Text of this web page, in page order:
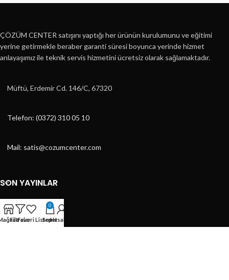
ÇÖZÜM CENTER satışını yaptığı her ürünün kurulumunu ve eğitimi
yerine getirmekle beraber garanti süresi boyunca yerinde hizmet
anlayaşımız ile teknik servis hizmetini ücretsiz olarak sağlamaktadır.
Müftü, Erdemir Cd. 146/C, 67320
Telefon: (0372) 310 05 10
Mail: satis@cozumcenter.com
SON YAYINLAR
KATEGORILER
KATEGORILER
Filtreler
Favori Listem
0
SepetHesabım